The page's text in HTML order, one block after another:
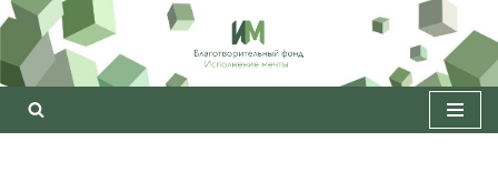
Перейти
к
содержимому